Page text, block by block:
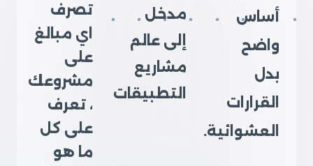
أساس
واضح
بدل
القرارات
العشوائية.
مدخل
إلى عالم
مشاريع
التطبيقات
تصرف
اي مبالغ
على
مشروعك
، تعرف
على كل
ما هو